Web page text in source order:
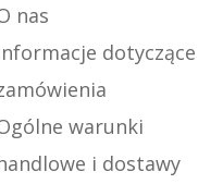
nas
dotyczące
warunki
i dostawy